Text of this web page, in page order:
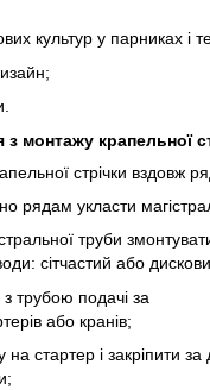
культур у парниках і
з монтажу крапельної
стрічки вздовж
рядам укласти
труби
сітчастий або
з трубою подачі за
або кранів;
на стартер і закріпити